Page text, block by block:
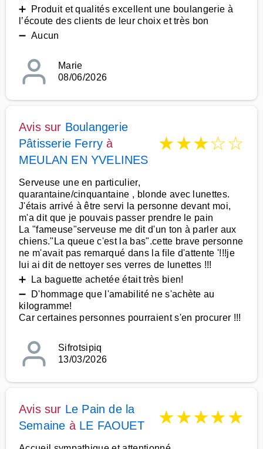
➕ Produit et qualités excellent une boulangerie à
l’écoute des clients de leur choix et très bon
➖ Aucun
Marie
08/06/2026
Avis sur Boulangerie
Pâtisserie Ferry à
MEULAN EN YVELINES
★★★☆☆
Serveuse une en particulier,
quarantaine/cinquantaine , blonde avec lunettes.
J'étais arrivé à être servi la personne devant moi,
m'a dit que je pouvais passer prendre le pain
La "fameuse"serveuse me dit d'un ton à parler aux
chiens."La queue c'est la bas".cette brave personne
ne m'avait pas remarqué dans la file d'attente '!!!je
lui ai dit de nettoyer ses verres de lunettes !!!
➕ La baguette achetée était très bien!
➖ D'hommage que l'amabilité ne s'achète au
kilogramme!
Car certaines personnes pourraient s'en procurer !!!
Sifrotsipiq
13/03/2026
Avis sur Le Pain de la
Semaine à LE FAOUET ★★★★★